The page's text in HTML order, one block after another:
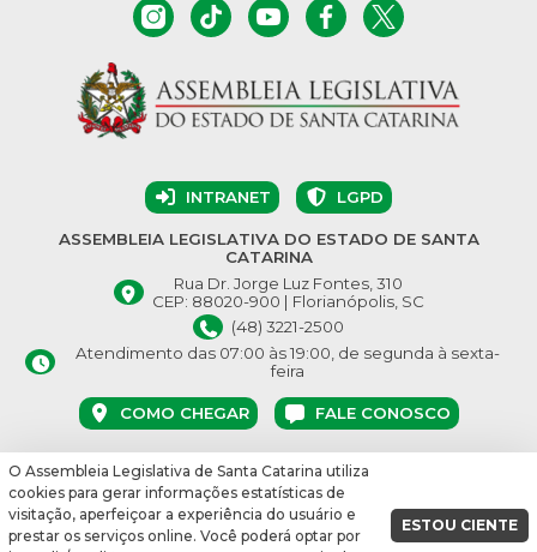
INTRANET LGPD
ASSEMBLEIA LEGISLATIVA DO ESTADO DE SANTA
CATARINA
Rua Dr. Jorge Luz Fontes, 310
CEP: 88020-900 | Florianópolis, SC
(48) 3221-2500
Atendimento das 07:00 às 19:00, de segunda à sexta-
feira
COMO CHEGAR FALE CONOSCO
© Assembleia Legislativa do Estado de Santa Catarina 2026.
Desenvolvido por:
vbuild 17609
O Assembleia Legislativa de Santa Catarina utiliza
cookies para gerar informações estatísticas de
visitação, aperfeiçoar a experiência do usuário e
prestar os serviços online. Você poderá optar por
ESTOU CIENTE